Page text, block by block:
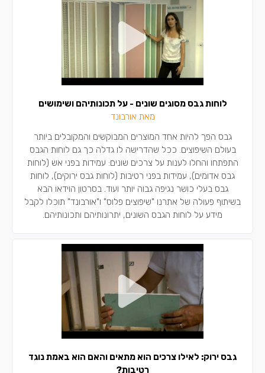
לוחות גבס מסוגים שונים - על תכונותיהם ושימושים
מאת אורבונד
גבס הפך להיות אחד המוצרים המבוקשים והמקובלים ביותר
בעולם השיפוצים. ככל שהדרישה לו גדלה כך גם לוחות הגבס
התפתחו והחלו לענות על צרכים שונים: עמידות בפני אש (לוחות
גבס אדומים), עמידות בפני רטיבות (לוחות גבס ירוקים), לוחות
גבס בעלי כושר נגיפה גבוה יותר ועוד. בסרטון הוידאו הבא
בשיתוף פעולה של אתרנו "שיפוצים פלוס" ו"אורבונד" תוכלו לקבל
מידע על לוחות הגבס השונים, יתרונותיהם ותכונותיהם.
גבס ירוק: לאילו צרכים הוא מתאים והאם הוא באמת נוגד
רטיבות?